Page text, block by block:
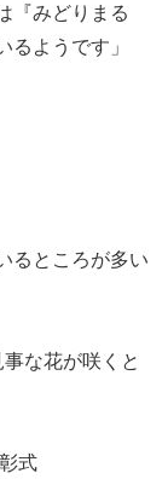
『みどりまる
ようです」
るところが多い
な花が咲くと
式